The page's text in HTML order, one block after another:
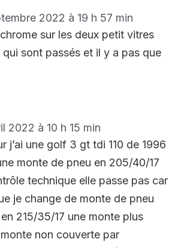
2022 à 19 h 57 min
chrome sur les deux petit vitres
qui sont passés et il y a pas que
2022 à 10 h 15 min
j’ai une golf 3 gt tdi 110 de 1996
monte de pneu en 205/40/17
technique elle passe pas car
je change de monte de pneu
215/35/17 une monte plus
non couverte par